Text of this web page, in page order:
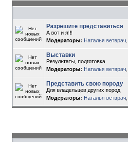
Разрешите представиться
А вот и я!!!
Модераторы: Наталья ветврач
Выставки
Результаты, подготовка
Модераторы: Наталья ветврач
Представить свою породу
Для владельцев других пород
Модераторы: Наталья ветврач